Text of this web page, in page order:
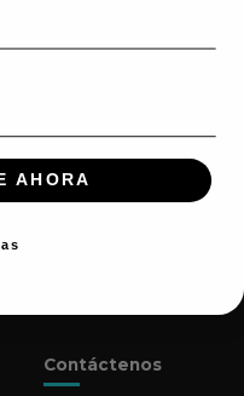
sunt in culpa qui officia
Contáctenos
AHORA